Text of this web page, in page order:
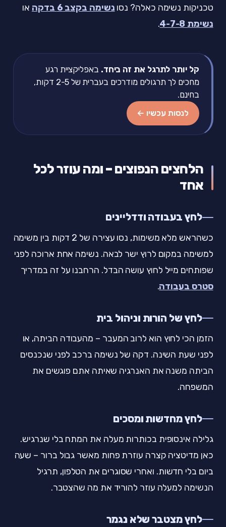
טכניקות נשימה כאלה? נסו נשימה בקצב 6 בדקה
או
נשימת 4-7-8
.
קל יותר לתרגל את זה ביחד. באפליקציית רגע
מחכים לך תרגולים מודרכים בעברית של 2-5 דקות,
בחינם.
לנסות עכשיו ←
הלחצים הנפוצים – ומה עוזר לכל
אחד
לחץ בעבודה ודדליינים
כשהראש מלא משימות, נסו עצירה של 2 דקות בין משימה
למשימה במקום לרוץ ישר לבאה. נשימה אחת ארוכה לפני
שפותחים מייל לחוץ עושה הבדל. הרחבנו על זה במדריך
סטרס בעבודה.
לחץ של הורות וניהול בית
הזמן הכי לחוץ הוא לרוב המעבר – מהעבודה הביתה, או
לפני שעת השינה. דקה של נשימה ברכב לפני שנכנסים
הביתה משנה את האנרגיה שאיתה אתם פוגשים את
המשפחה.
לחץ מחדשות ומסכים
גלילה אינסופית בכותרות מעלה את המתח בלי שנרגיש.
כאן מדיטציה קצרה עוזרת פחות מאשר גבול ברור – שעה
ביום בלי חדשות. ואחרי שסוגרים את הטלפון, תרגיל
הנשימה למעלה עוזר להוריד את מה שהצטבר.
לחץ מצטבר שלא נגמר